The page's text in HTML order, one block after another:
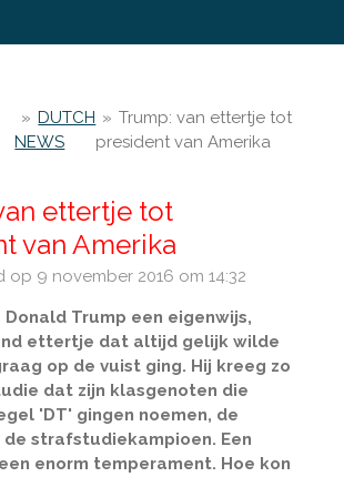
» DUTCH
NEWS
» Trump: van ettertje tot
president van Amerika
ettertje tot
van Amerika
op 9 november 2016 om 14:32
Donald Trump een eigenwijs,
ettertje dat altijd gelijk wilde
op de vuist ging. Hij kreeg zo
dat zijn klasgenoten die
'DT' gingen noemen, de
strafstudiekampioen. Een
enorm temperament. Hoe kon